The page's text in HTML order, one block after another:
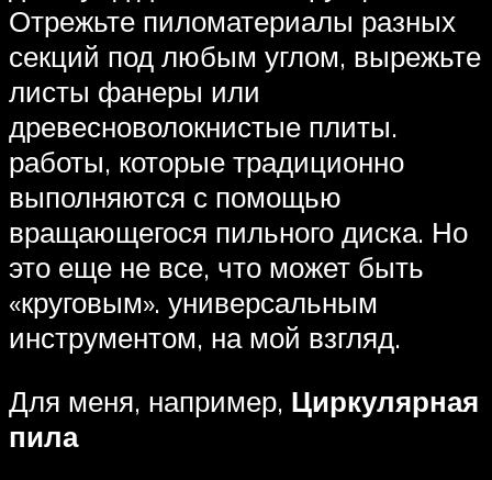
Отрежьте пиломатериалы разных
секций под любым углом, вырежьте
листы фанеры или
древесноволокнистые плиты.
работы, которые традиционно
выполняются с помощью
вращающегося пильного диска. Но
это еще не все, что может быть
«круговым». универсальным
инструментом, на мой взгляд.
Для меня, например, Циркулярная
пила